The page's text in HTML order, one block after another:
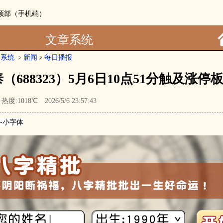
部（手机端）
文章系统
统 ﹥ 新闻 ﹥ 每日播报
688323）5月6日10点51分触及涨停板
度:1018℃ 2026/5/6 23:57:43